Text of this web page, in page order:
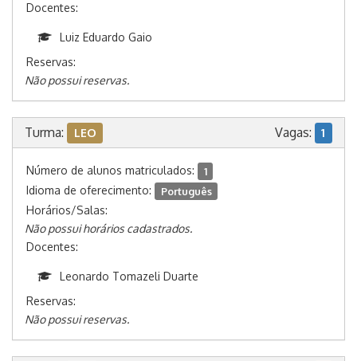
Docentes:
Luiz Eduardo Gaio
Reservas:
Não possui reservas.
Turma: LEO Vagas: 1
Número de alunos matriculados: 1
Idioma de oferecimento: Português
Horários/Salas:
Não possui horários cadastrados.
Docentes:
Leonardo Tomazeli Duarte
Reservas:
Não possui reservas.